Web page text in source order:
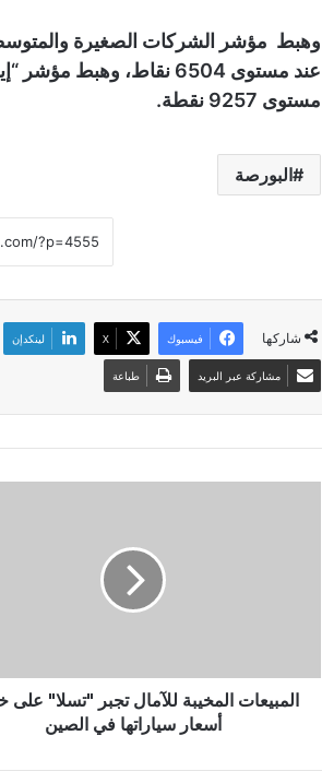
مستوى 9257 نقطة.
البورصة
شاركها فيسبوك X لينكدإن
مشاركة عبر البريد طباعة
المبيعات المخيبة للآمال تجبر "تسلا"
أسعار سياراتها في الصين